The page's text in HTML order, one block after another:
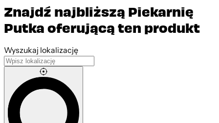
Znajdź najbliższą Piekarnię
Putka oferującą ten produkt
Wyszukaj lokalizację